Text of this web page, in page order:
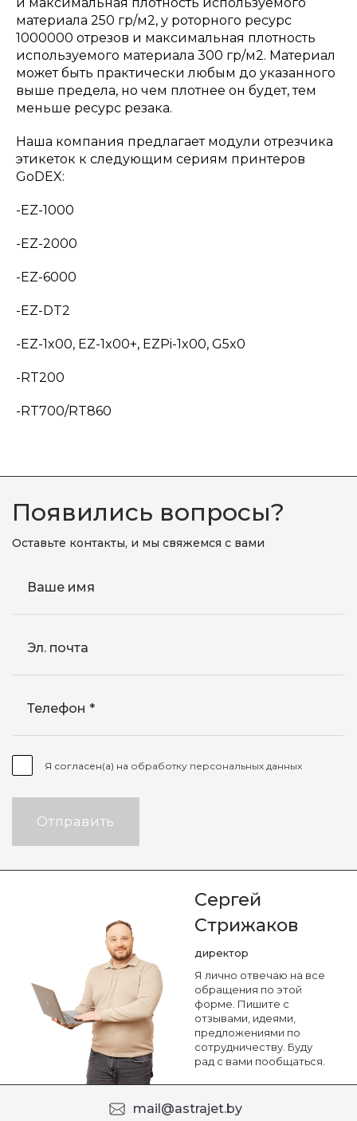
материала 250 гр/м2, у роторного ресурс
1000000 отрезов и максимальная плотность
используемого материала 300 гр/м2. Материал
может быть практически любым до указанного
выше предела, но чем плотнее он будет, тем
меньше ресурс резака.
Наша компания предлагает модули отрезчика
этикеток к следующим сериям принтеров
GoDEX:
-EZ-1000
-EZ-2000
-EZ-6000
-EZ-DT2
-EZ-1x00, EZ-1x00+, EZPi-1x00, G5x0
-RT200
-RT700/RT860
Появились вопросы?
Оставьте контакты, и мы свяжемся с вами
Ваше имя
Эл. почта
Телефон
Я согласен(а) на обработку персональных данных
Отправить
Сергей
Стрижаков
директор
Я лично отвечаю на все
обращения по этой
форме. Пишите с
отзывами, идеями,
предложениями по
сотрудничеству. Буду
рад с вами пообщаться.
mail@astrajet.by